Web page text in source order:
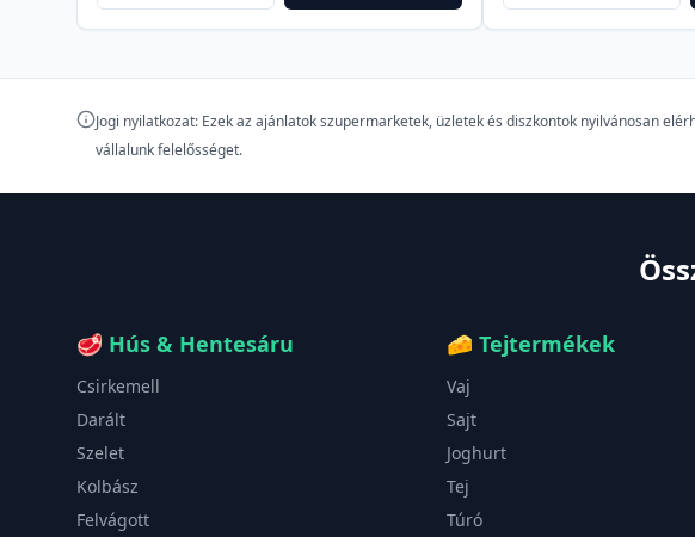
Jogi nyilatkozat: Ezek az ajánlatok szupermarketek, üzletek és diszkontok nyilvánosan
vállalunk felelősséget.
🥩 Hús & Hentesáru
Csirkemell
Darált
Szelet
Kolbász
Felvágott
🧀 Tejtermékek
Vaj
Sajt
Joghurt
Tej
Túró